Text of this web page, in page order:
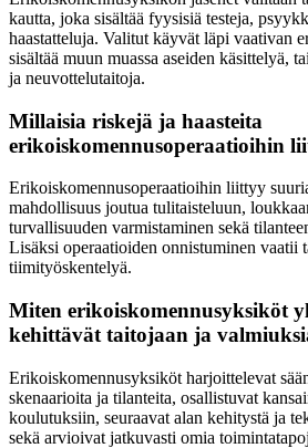
kautta, joka sisältää fyysisiä testeja,
haastatteluja. Valitut käyvät läpi vaativan
sisältää muun muassa aseiden käsittelyä,
ja neuvottelutaitoja.
Millaisia riskejä ja haasteita
erikoiskomennusoperaatioihin
Erikoiskomennusoperaatioihin liittyy
mahdollisuus joutua tulitaisteluun,
turvallisuuden varmistaminen sekä
Lisäksi operaatioiden onnistuminen vaatii
tiimityöskentelyä.
Miten erikoiskomennusyksiköt
kehittävät taitojaan ja
Erikoiskomennusyksiköt harjoittelevat
skenaarioita ja tilanteita, osallistuvat
koulutuksiin, seuraavat alan kehitystä ja
sekä arvioivat jatkuvasti omia